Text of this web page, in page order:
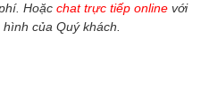
Hoặc chat trực tiếp onlinevới
của Quý khách.